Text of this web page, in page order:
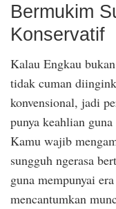
Bermukim
Konservatif
Kalau Engkau
tidak cuman
konvensional, jadi
punya keahlian
Kamu wajib
sungguh ngerasa
guna mempunyai
mencantumkan